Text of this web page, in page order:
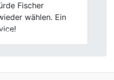
Datenschutzerklärung